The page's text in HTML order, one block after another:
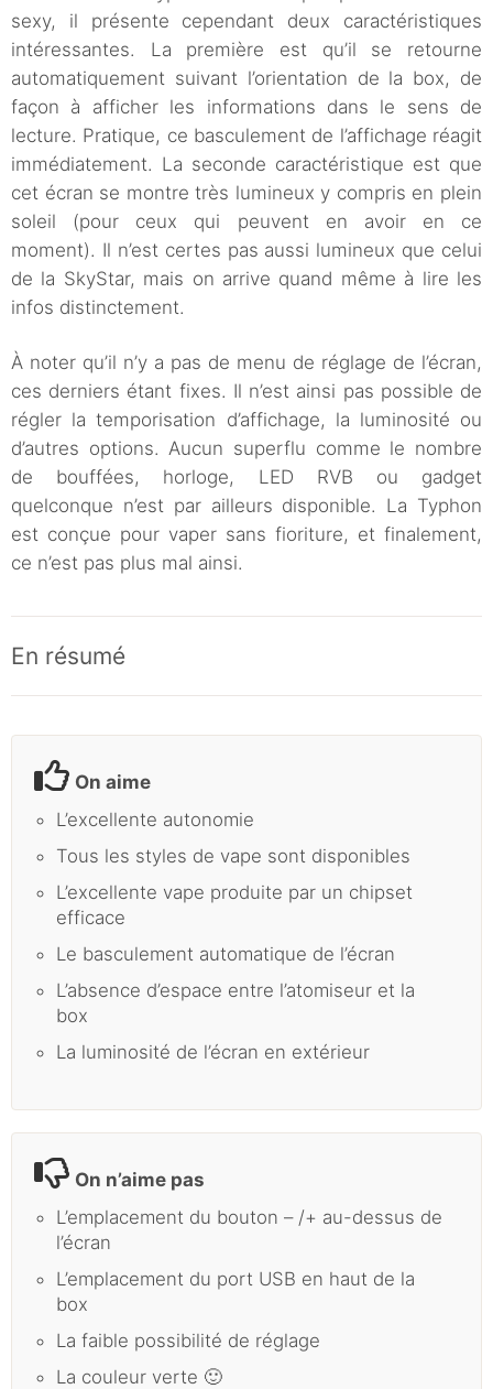
sexy, il présente cependant deux caractéristiques
intéressantes. La première est qu’il se retourne
automatiquement suivant l’orientation de la box, de
façon à afficher les informations dans le sens de
lecture. Pratique, ce basculement de l’affichage réagit
immédiatement. La seconde caractéristique est que
cet écran se montre très lumineux y compris en plein
soleil (pour ceux qui peuvent en avoir en ce
moment). Il n’est certes pas aussi lumineux que celui
de la SkyStar, mais on arrive quand même à lire les
infos distinctement.
À noter qu’il n’y a pas de menu de réglage de l’écran,
ces derniers étant fixes. Il n’est ainsi pas possible de
régler la temporisation d’affichage, la luminosité ou
d’autres options. Aucun superflu comme le nombre
de bouffées, horloge, LED RVB ou gadget
quelconque n’est par ailleurs disponible. La Typhon
est conçue pour vaper sans fioriture, et finalement,
ce n’est pas plus mal ainsi.
En résumé
On aime
L’excellente autonomie
Tous les styles de vape sont disponibles
L’excellente vape produite par un chipset
efficace
Le basculement automatique de l’écran
L’absence d’espace entre l’atomiseur et la
box
La luminosité de l’écran en extérieur
On n’aime pas
L’emplacement du bouton – /+ au-dessus de
l’écran
L’emplacement du port USB en haut de la
box
La faible possibilité de réglage
La couleur verte 🙂